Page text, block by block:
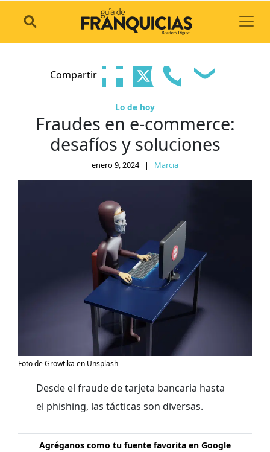
Compartir
Lo de hoy
Fraudes en e-commerce:
desafíos y soluciones
enero 9, 2024 | Marcia
Foto de Growtika en Unsplash
Desde el fraude de tarjeta bancaria hasta
el phishing, las tácticas son diversas.
Agréganos como tu fuente favorita en Google